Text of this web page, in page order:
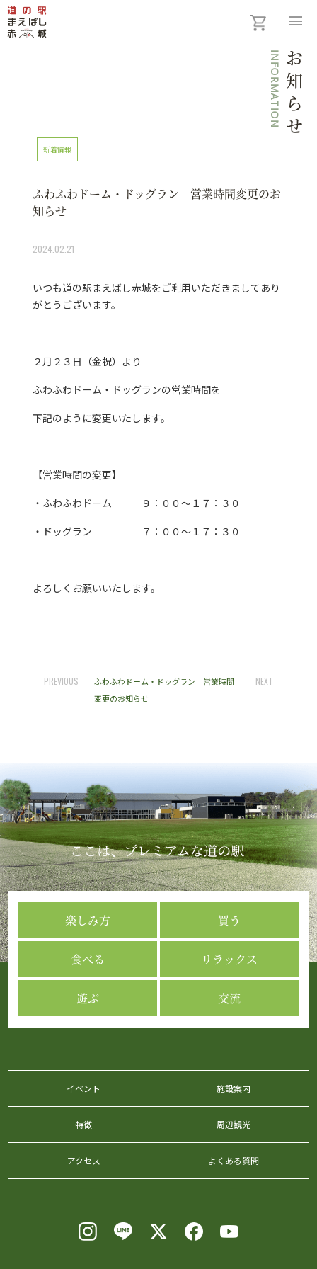
menu
お知らせ
INFORMATION
新着情報
ふわふわドーム・ドッグラン 営業時間変更のお
知らせ
2024.02.21
いつも道の駅まえばし赤城をご利用いただきましてあり
がとうございます。
２月２３日（金祝）より
ふわふわドーム・ドッグランの営業時間を
下記のように変更いたします。
【営業時間の変更】
・ふわふわドーム ９：００～１７：３０
・ドッグラン ７：００～１７：３０
よろしくお願いいたします。
PREVIOUS
ふわふわドーム・ドッグラン 営業時間
変更のお知らせ
NEXT
楽しみ方 買う
食べる リラックス
遊ぶ 交流
イベント 施設案内
特徴 周辺観光
アクセス よくある質問